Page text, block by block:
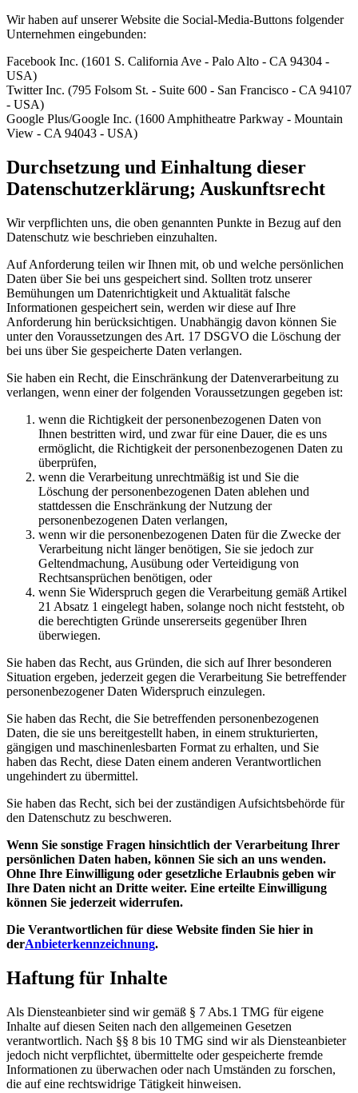
Wir haben auf unserer Website die Social-Media-Buttons folgender
Unternehmen eingebunden:
Facebook Inc. (1601 S. California Ave - Palo Alto - CA 94304 -
USA)
Twitter Inc. (795 Folsom St. - Suite 600 - San Francisco - CA 94107
- USA)
Google Plus/Google Inc. (1600 Amphitheatre Parkway - Mountain
View - CA 94043 - USA)
Durchsetzung und Einhaltung dieser
Datenschutzerklärung; Auskunftsrecht
Wir verpflichten uns, die oben genannten Punkte in Bezug auf den
Datenschutz wie beschrieben einzuhalten.
Auf Anforderung teilen wir Ihnen mit, ob und welche persönlichen
Daten über Sie bei uns gespeichert sind. Sollten trotz unserer
Bemühungen um Datenrichtigkeit und Aktualität falsche
Informationen gespeichert sein, werden wir diese auf Ihre
Anforderung hin berücksichtigen. Unabhängig davon können Sie
unter den Voraussetzungen des Art. 17 DSGVO die Löschung der
bei uns über Sie gespeicherte Daten verlangen.
Sie haben ein Recht, die Einschränkung der Datenverarbeitung zu
verlangen, wenn einer der folgenden Voraussetzungen gegeben ist:
wenn die Richtigkeit der personenbezogenen Daten von
Ihnen bestritten wird, und zwar für eine Dauer, die es uns
ermöglicht, die Richtigkeit der personenbezogenen Daten zu
überprüfen,
wenn die Verarbeitung unrechtmäßig ist und Sie die
Löschung der personenbezogenen Daten ablehen und
stattdessen die Enschränkung der Nutzung der
personenbezogenen Daten verlangen,
wenn wir die personenbezogenen Daten für die Zwecke der
Verarbeitung nicht länger benötigen, Sie sie jedoch zur
Geltendmachung, Ausübung oder Verteidigung von
Rechtsansprüchen benötigen, oder
wenn Sie Widerspruch gegen die Verarbeitung gemäß Artikel
21 Absatz 1 eingelegt haben, solange noch nicht feststeht, ob
die berechtigten Gründe unsererseits gegenüber Ihren
überwiegen.
Sie haben das Recht, aus Gründen, die sich auf Ihrer besonderen
Situation ergeben, jederzeit gegen die Verarbeitung Sie betreffender
personenbezogener Daten Widerspruch einzulegen.
Sie haben das Recht, die Sie betreffenden personenbezogenen
Daten, die sie uns bereitgestellt haben, in einem strukturierten,
gängigen und maschinenlesbarten Format zu erhalten, und Sie
haben das Recht, diese Daten einem anderen Verantwortlichen
ungehindert zu übermittel.
Sie haben das Recht, sich bei der zuständigen Aufsichtsbehörde für
den Datenschutz zu beschweren.
Wenn Sie sonstige Fragen hinsichtlich der Verarbeitung Ihrer
persönlichen Daten haben, können Sie sich an uns wenden.
Ohne Ihre Einwilligung oder gesetzliche Erlaubnis geben wir
Ihre Daten nicht an Dritte weiter. Eine erteilte Einwilligung
können Sie jederzeit widerrufen.
Die Verantwortlichen für diese Website finden Sie hier in
derAnbieterkennzeichnung.
Haftung für Inhalte
Als Diensteanbieter sind wir gemäß § 7 Abs.1 TMG für eigene
Inhalte auf diesen Seiten nach den allgemeinen Gesetzen
verantwortlich. Nach §§ 8 bis 10 TMG sind wir als Diensteanbieter
jedoch nicht verpflichtet, übermittelte oder gespeicherte fremde
Informationen zu überwachen oder nach Umständen zu forschen,
die auf eine rechtswidrige Tätigkeit hinweisen.